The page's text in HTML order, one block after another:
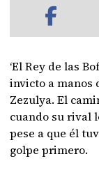
‘El Rey de las
invicto a manos
Zezulya. El
cuando su rival
pese a que él
golpe primero.